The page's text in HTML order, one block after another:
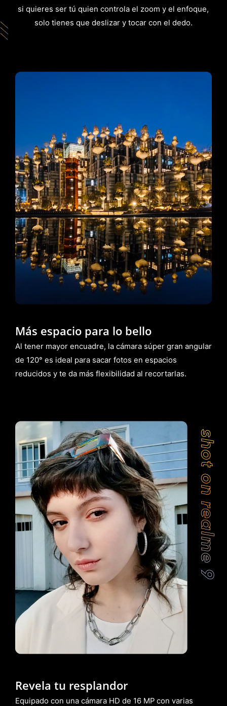
si quieres ser tú quien controla el zoom y el enfoque,
solo tienes que deslizar y tocar con el dedo.
Más espacio para lo bello
Al tener mayor encuadre, la cámara súper gran angular
de 120° es ideal para sacar fotos en espacios
reducidos y te da más flexibilidad al recortarlas.
Revela tu resplandor
Equipado con una cámara HD de 16 MP con varias